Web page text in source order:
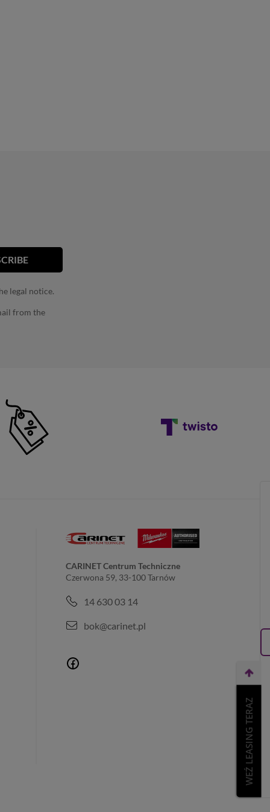
legal notice.
from the
CARINET Centrum Techniczne
Czerwona 59, 33-100 Tarnów
14 630 03 14
bok@carinet.pl
WEŹ LEASING TERAZ